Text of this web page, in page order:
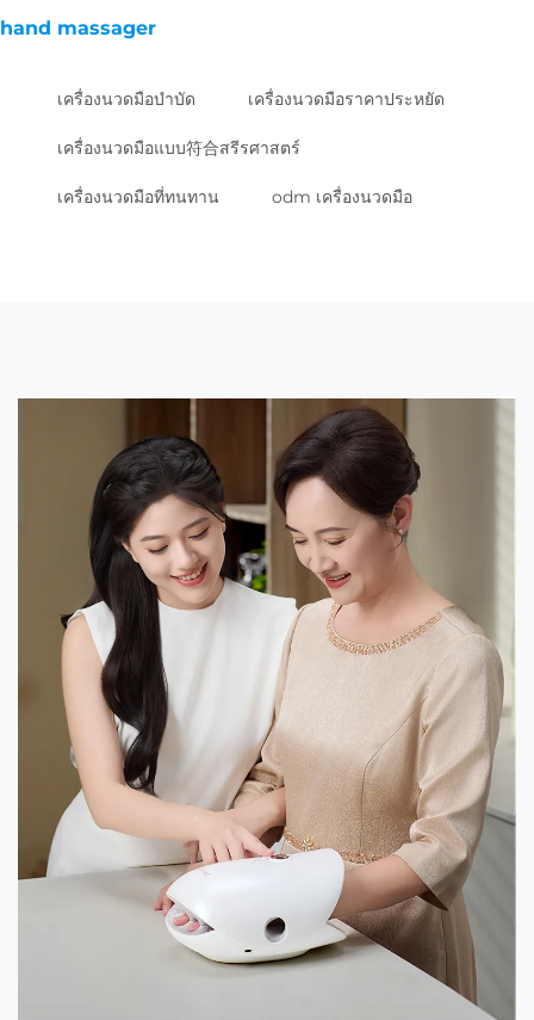
hand massager
เครื่องนวดมือบำบัด เครื่องนวดมือราคาประหยัด
เครื่องนวดมือแบบ符合สรีรศาสตร์
เครื่องนวดมือที่ทนทาน odm เครื่องนวดมือ